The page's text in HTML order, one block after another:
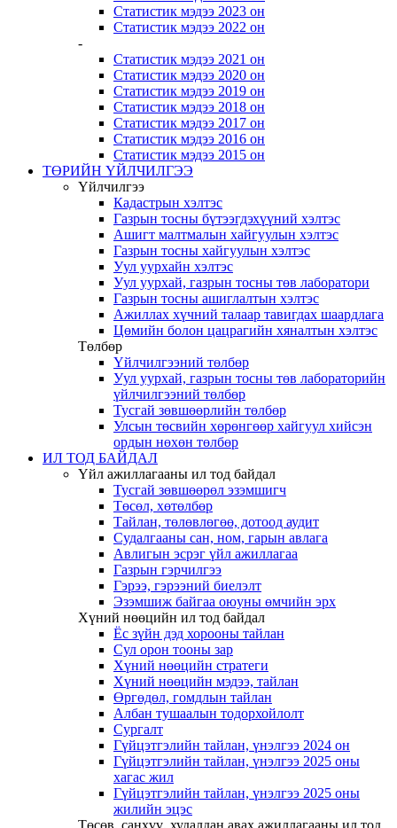
Статистик мэдээ 2023 он
Статистик мэдээ 2022 он
-
Статистик мэдээ 2021 он
Статистик мэдээ 2020 он
Статистик мэдээ 2019 он
Статистик мэдээ 2018 он
Статистик мэдээ 2017 он
Статистик мэдээ 2016 он
Статистик мэдээ 2015 он
ТӨРИЙН ҮЙЛЧИЛГЭЭ
Үйлчилгээ
Кадастрын хэлтэс
Газрын тосны бүтээгдэхүүний хэлтэс
Ашигт малтмалын хайгуулын хэлтэс
Газрын тосны хайгуулын хэлтэс
Уул уурхайн хэлтэс
Уул уурхай, газрын тосны төв лаборатори
Газрын тосны ашиглалтын хэлтэс
Ажиллах хүчний талаар тавигдах шаардлага
Цөмийн болон цацрагийн хяналтын хэлтэс
Төлбөр
Үйлчилгээний төлбөр
Уул уурхай, газрын тосны төв лабораторийн
үйлчилгээний төлбөр
Тусгай зөвшөөрлийн төлбөр
Улсын төсвийн хөрөнгөөр хайгуул хийсэн
ордын нөхөн төлбөр
ИЛ ТОД БАЙДАЛ
Үйл ажиллагааны ил тод байдал
Тусгай зөвшөөрөл эзэмшигч
Төсөл, хөтөлбөр
Тайлан, төлөвлөгөө, дотоод аудит
Судалгааны сан, ном, гарын авлага
Авлигын эсрэг үйл ажиллагаа
Газрын гэрчилгээ
Гэрээ, гэрээний биелэлт
Эзэмшиж байгаа оюуны өмчийн эрх
Хүний нөөцийн ил тод байдал
Ёс зүйн дэд хорооны тайлан
Сул орон тооны зар
Хүний нөөцийн стратеги
Хүний нөөцийн мэдээ, тайлан
Өргөдөл, гомдлын тайлан
Албан тушаалын тодорхойлолт
Сургалт
Гүйцэтгэлийн тайлан, үнэлгээ 2024 он
Гүйцэтгэлийн тайлан, үнэлгээ 2025 оны
хагас жил
Гүйцэтгэлийн тайлан, үнэлгээ 2025 оны
жилийн эцэс
Төсөв, санхүү, худалдан авах ажиллагааны ил тод